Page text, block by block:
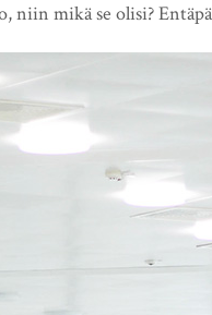
niin mikä se olisi?